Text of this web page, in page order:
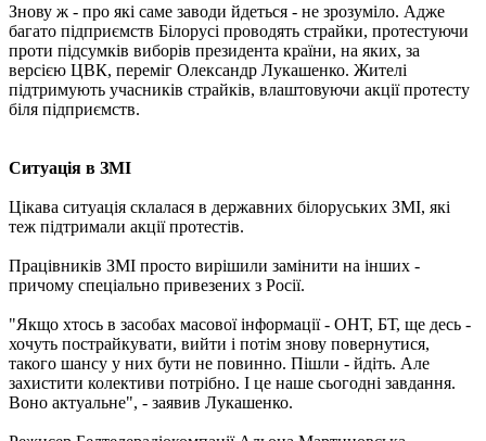
Знову ж - про які саме заводи йдеться - не зрозуміло. Адже
багато підприємств Білорусі проводять страйки, протестуючи
проти підсумків виборів президента країни, на яких, за
версією ЦВК, переміг Олександр Лукашенко. Жителі
підтримують учасників страйків, влаштовуючи акції протесту
біля підприємств.
Ситуація в ЗМІ
Цікава ситуація склалася в державних білоруських ЗМІ, які
теж підтримали акції протестів.
Працівників ЗМІ просто вирішили замінити на інших -
причому спеціально привезених з Росії.
"Якщо хтось в засобах масової інформації - ОНТ, БТ, ще десь -
хочуть пострайкувати, вийти і потім знову повернутися,
такого шансу у них бути не повинно. Пішли - йдіть. Але
захистити колективи потрібно. І це наше сьогодні завдання.
Воно актуальне", - заявив Лукашенко.